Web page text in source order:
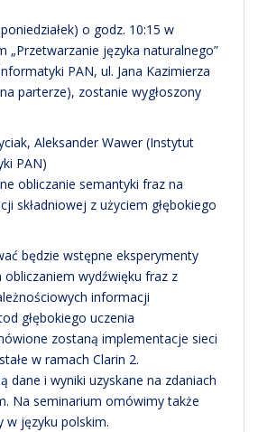
o godz. 10:15 w
„Przetwarzanie języka naturalnego”
PAN, ul. Jana Kazimierza
parterze), zostanie wygłoszony
Aleksander Wawer (Instytut
PAN)
obliczanie semantyki fraz na
składniowej z użyciem głębokiego
będzie wstępne eksperymenty
obliczaniem wydźwięku fraz z
informacji
głębokiego uczenia
zostaną implementacje sieci
w ramach Clarin 2.
dane i wyniki uzyskane na zdaniach
Na seminarium omówimy także
w języku polskim.